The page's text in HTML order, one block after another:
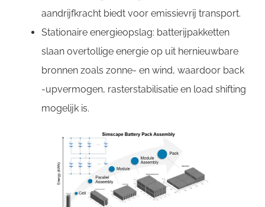
aandrijfkracht biedt voor emissievrij transport.
Stationaire energieopslag: batterijpakketten
slaan overtollige energie op uit hernieuwbare
bronnen zoals zonne- en wind, waardoor back
-upvermogen, rasterstabilisatie en load shifting
mogelijk is.